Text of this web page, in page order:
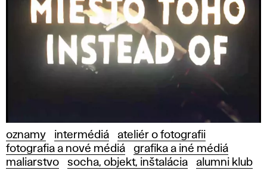
oznamy intermédiá
ateliér o fotografii
fotografia a nové médiá
grafika a iné médiá
maliarstvo
socha, objekt, inštalácia alumni klub